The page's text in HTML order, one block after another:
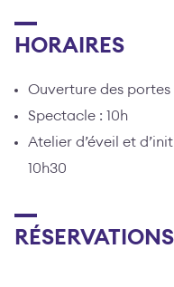
HORAIRES
Ouverture des
Spectacle : 10h
Atelier d’éveil et
10h30
RÉSERVATIONS